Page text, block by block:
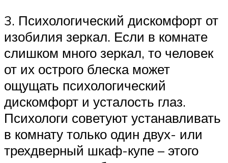
3. Психологический дискомфорт от
изобилия зеркал. Если в комнате
слишком много зеркал, то человек
от их острого блеска может
ощущать психологический
дискомфорт и усталость глаз.
Психологи советуют устанавливать
в комнату только один двух- или
трехдверный шкаф-купе – этого